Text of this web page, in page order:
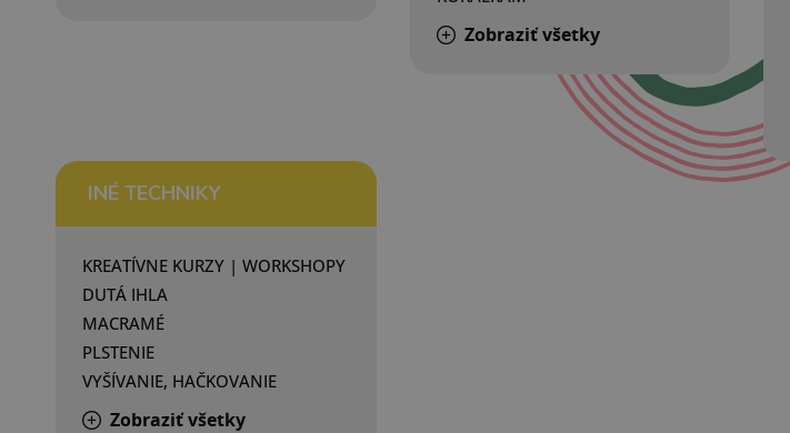
Zobraziť všetky
INÉ TECHNIKY
KREATÍVNE KURZY | WORKSHOPY
DUTÁ IHLA
MACRAMÉ
PLSTENIE
VYŠÍVANIE, HAČKOVANIE
Zobraziť všetky